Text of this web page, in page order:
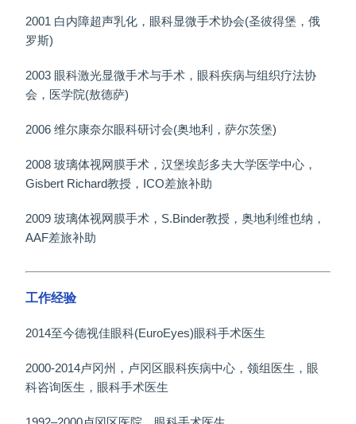
2001 白内障超声乳化，眼科显微手术协会(圣彼得堡，俄
罗斯)
2003 眼科激光显微手术与手术，眼科疾病与组织疗法协
会，医学院(敖德萨)
2006 维尔康奈尔眼科研讨会(奥地利，萨尔茨堡)
2008 玻璃体视网膜手术，汉堡埃彭多夫大学医学中心，
Gisbert Richard教授，ICO差旅补助
2009 玻璃体视网膜手术，S.Binder教授，奥地利维也纳，
AAF差旅补助
工作经验
2014至今德视佳眼科(EuroEyes)眼科手术医生
2000-2014卢冈州，卢冈区眼科疾病中心，领组医生，眼
科咨询医生，眼科手术医生